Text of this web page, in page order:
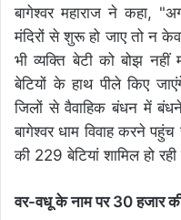
बागेश्वर महाराज ने कहा,
मंदिरों से शुरू हो जाए तो न
भी व्यक्ति बेटी को बोझ
बेटियों के हाथ पीले किए
जिलों से वैवाहिक बंधन में
बागेश्वर धाम विवाह करने
की 229 बेटियां शामिल हो रही
वर-वधू के नाम पर 30 हजार